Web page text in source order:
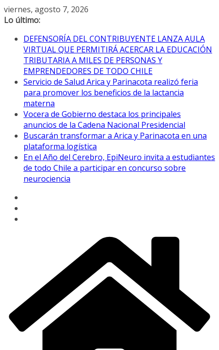
Saltar
al
viernes, agosto 7, 2026
Lo último:
DEFENSORÍA DEL CONTRIBUYENTE LANZA AULA
VIRTUAL QUE PERMITIRÁ ACERCAR LA EDUCACIÓN
TRIBUTARIA A MILES DE PERSONAS Y
EMPRENDEDORES DE TODO CHILE
Servicio de Salud Arica y Parinacota realizó feria
para promover los beneficios de la lactancia
materna
Vocera de Gobierno destaca los principales
anuncios de la Cadena Nacional Presidencial
Buscarán transformar a Arica y Parinacota en una
plataforma logística
En el Año del Cerebro, EpiNeuro invita a estudiantes
de todo Chile a participar en concurso sobre
neurociencia